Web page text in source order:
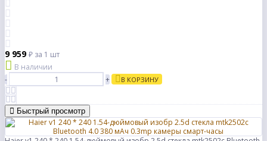
9 959₽ за 1 шт
В наличии
-
+ В КОРЗИНУ
Быстрый просмотр